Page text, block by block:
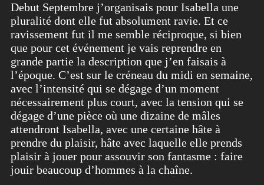
Debut Septembre j’organisais pour Isabella une
pluralité dont elle fut absolument ravie. Et ce
ravissement fut il me semble réciproque, si bien
que pour cet événement je vais reprendre en
grande partie la description que j’en faisais à
l’époque. C’est sur le créneau du midi en semaine,
avec l’intensité qui se dégage d’un moment
nécessairement plus court, avec la tension qui se
dégage d’une pièce où une dizaine de mâles
attendront Isabella, avec une certaine hâte à
prendre du plaisir, hâte avec laquelle elle prends
plaisir à jouer pour assouvir son fantasme : faire
jouir beaucoup d’hommes à la chaîne.